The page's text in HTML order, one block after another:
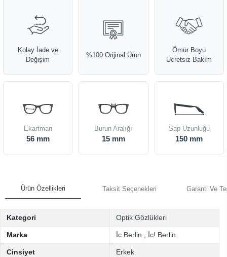
Kolay İade ve
Değişim
%100 Orijinal Ürün
Ömür Boyu
Ücretsiz Bakım
Ekartman
56 mm
Burun Aralığı
15 mm
Sap Uzunluğu
150 mm
Ürün Özellikleri Taksit Seçenekleri Garanti Ve
Kategori Optik Gözlükleri
Marka İc Berlin İc! Berlin
Cinsiyet Erkek